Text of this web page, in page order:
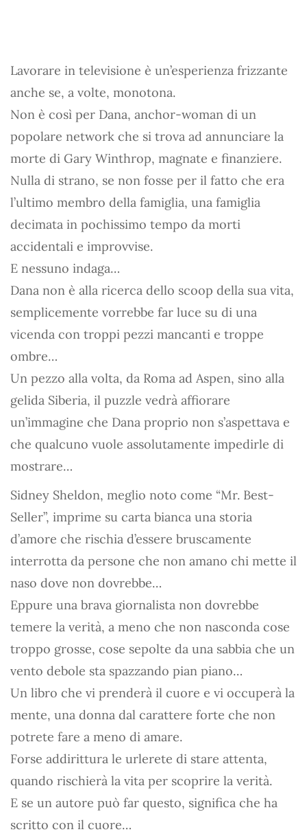
Lavorare in televisione è un’esperienza frizzante
anche se, a volte, monotona.
Non è così per Dana, anchor-woman di un
popolare network che si trova ad annunciare la
morte di Gary Winthrop, magnate e finanziere.
Nulla di strano, se non fosse per il fatto che era
l’ultimo membro della famiglia, una famiglia
decimata in pochissimo tempo da morti
accidentali e improvvise.
E nessuno indaga…
Dana non è alla ricerca dello scoop della sua vita,
semplicemente vorrebbe far luce su di una
vicenda con troppi pezzi mancanti e troppe
ombre…
Un pezzo alla volta, da Roma ad Aspen, sino alla
gelida Siberia, il puzzle vedrà affiorare
un’immagine che Dana proprio non s’aspettava e
che qualcuno vuole assolutamente impedirle di
mostrare…
Sidney Sheldon, meglio noto come “Mr. Best-
Seller”, imprime su carta bianca una storia
d’amore che rischia d’essere bruscamente
interrotta da persone che non amano chi mette il
naso dove non dovrebbe…
Eppure una brava giornalista non dovrebbe
temere la verità, a meno che non nasconda cose
troppo grosse, cose sepolte da una sabbia che un
vento debole sta spazzando pian piano…
Un libro che vi prenderà il cuore e vi occuperà la
mente, una donna dal carattere forte che non
potrete fare a meno di amare.
Forse addirittura le urlerete di stare attenta,
quando rischierà la vita per scoprire la verità.
E se un autore può far questo, significa che ha
scritto con il cuore…